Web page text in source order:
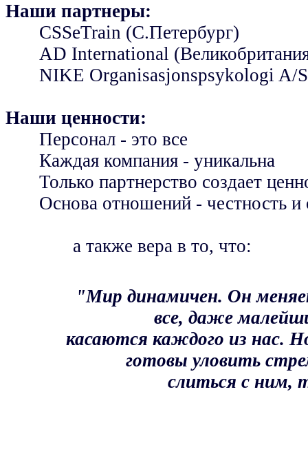
Наши партнеры:
CSSeTrain (С.Петербург)
AD International
NIKE Organisasjonspsykologi A/
Наши ценности:
Персонал - это все
Каждая компания - уникальна
Только партнерство создает
Основа отношений - честность и
а также вера в то, что:
"Мир динамичен. Он
все, даже
касаются каждого из нас.
готовы уловить
слиться с ним,